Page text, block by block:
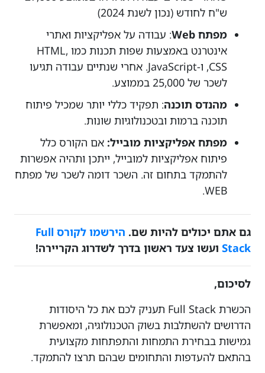
ש"ח לחודש (נכון לשנת 2024)
מפתח Web
: עבודה על אפליקציות ואתרי
אינטרנט באמצעות שפות תכנות כמו HTML,
CSS, ו-JavaScript. אחרי שנתיים עבודה תגיעו
לשכר של 25,000 בממוצע.
מהנדס תוכנה: תפקיד כללי יותר שמכיל פיתוח
תוכנה ברמות ובטכנולוגיות שונות.
מפתח אפליקציות מובייל: אם הקורס כלל
פיתוח אפליקציות למובייל, ייתכן ותהיה אפשרות
להתמקד בתחום זה. השכר דומה לשכר של מפתח
WEB.
גם אתם יכולים להיות שם.
הירשמו לקורס Full
Stack ועשו צעד ראשון בדרך לשדרוג הקריירה!
לסיכום,
הכשרת Full Stack תעניק לכם את כל היסודות
הדרושים להשתלבות בשוק הטכנולוגיה, ומאפשרת
גמישות בבחירת התמחות והתפתחות מקצועית
בהתאם להעדפות והתחומים שבהם תרצו להתמקד.